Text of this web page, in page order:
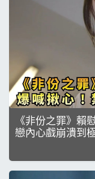
《非份之罪》賴
戀內心戲崩潰到